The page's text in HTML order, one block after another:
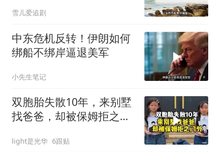
雪儿爱追剧
中东危机反转！伊朗如何
绑船不绑岸逼退美军
小先生笔记
双胞胎失散10年，来别墅
找爸爸，却被保姆拒之门
light是光华 6跟贴